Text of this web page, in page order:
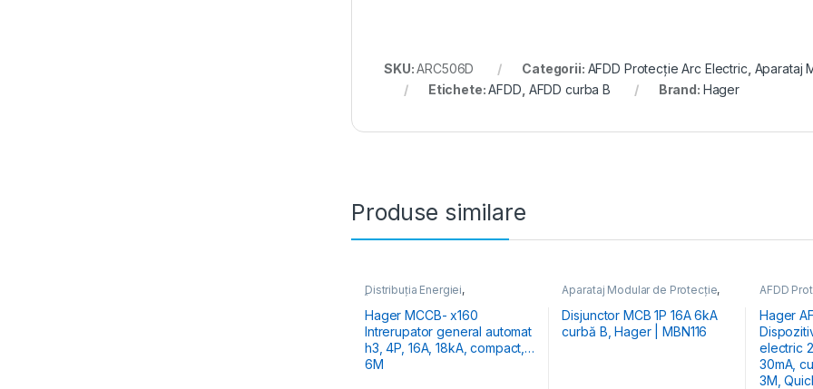
SKU:ARC506D Categorii: AFDD Protecție Arc Electric, Aparataj
Etichete:AFDD, AFDD curba B Brand: Hager
Produse similare
Distribuția Energiei,
Întrerupătoare Generale
Hager MCCB- x160
Intrerupator general automat
h3, 4P, 16A, 18kA, compact,
6M
Aparataj Modular de Protecție,
Distribuția Energiei
Întrerupătoare Automate
Disjunctor MCB 1P 16A 6kA
curbă B, Hager | MBN116
AFDD
Hager
electric
30mA, curba
3M,